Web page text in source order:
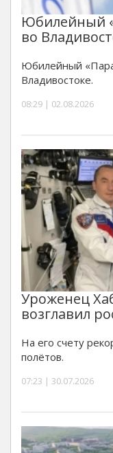
Юбилейный
во
Юбилейный
Владивостоке.
08:29 | 02.08.2026
Уроженец
возглавил
На его счету
полётов.
07:23 | 30.07.2026